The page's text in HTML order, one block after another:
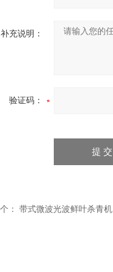
补充说明：
验证码：
： 带式微波光波鲜叶杀青机